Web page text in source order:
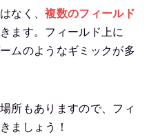
なく、複数のフィールド
ます。フィールド上に
ムのようなギミックが多
所もありますので、フィ
ましょう！